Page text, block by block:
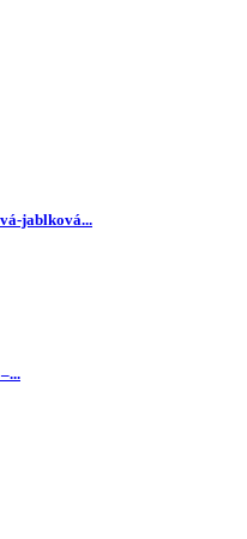
jablková...